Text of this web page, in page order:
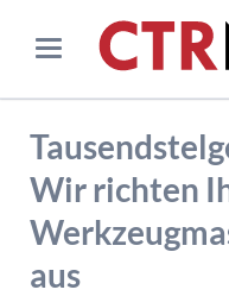
Wir richten
aus